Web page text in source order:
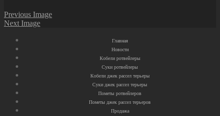
Previous Image
Next Image
Главная
Новости
Кобели ротвейлеры
Суки ротвейлеры
Кобели джек рассел терьеры
Суки джек рассел терьеры
Пометы ротвейлеров
Пометы джек рассел терьеров
Продажа